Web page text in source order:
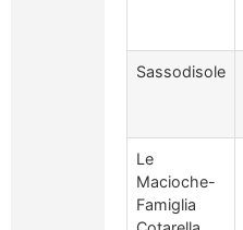
Sassodisole
Le
Macioche-
Famiglia